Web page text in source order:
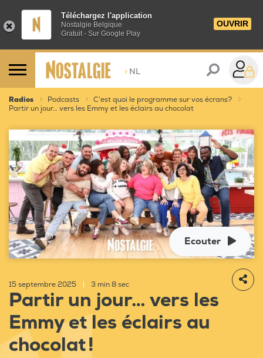
Téléchargez l'application
Nostalgie Belgique
Gratuit - Sur Google Play
OUVRIR
> NL
Radios Podcasts
C'est quoi le programme sur vos écrans?
Partir un jour… vers les Emmy et les éclairs au chocolat
Ecouter
15 septembre 2025 3 min 8 sec
Partir un jour… vers les
Emmy et les éclairs au
chocolat !